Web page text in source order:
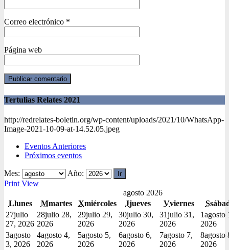
Correo electrónico *
Página web
Tertulias Relates 2021
http://redrelates-boletin.org/wp-content/uploads/2021/10/WhatsApp-
Image-2021-10-09-at-14.52.05.jpeg
Eventos Anteriores
Próximos eventos
Mes:
Año:
Print View
agosto 2026
Llunes Mmartes Xmiércoles Jjueves Vviernes S
27julio
27, 2026
28julio 28,
2026
29julio 29,
2026
30julio 30,
2026
31julio 31,
2026
1agosto
2026
3agosto
3, 2026
4agosto 4,
2026
5agosto 5,
2026
6agosto 6,
2026
7agosto 7,
2026
8agosto
2026